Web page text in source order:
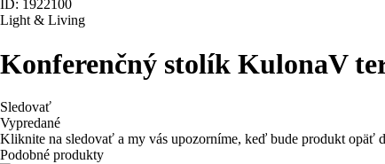
ID: 1922100
Light & Living
Konferenčný stolík KulonaV
Sledovať
Vypredané
Kliknite na sledovať a my vás upozorníme, keď bude produkt opäť
Podobné produkty